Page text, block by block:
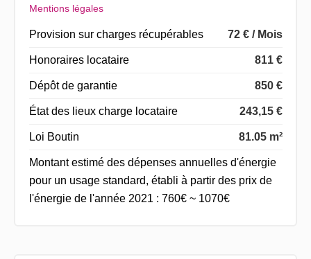
Mentions légales
Provision sur charges récupérables 72 € / Mois
Honoraires locataire 811 €
Dépôt de garantie 850 €
État des lieux charge locataire 243,15 €
Loi Boutin 81.05 m²
Montant estimé des dépenses annuelles d'énergie
pour un usage standard, établi à partir des prix de
l'énergie de l'année 2021 : 760€ ~ 1070€